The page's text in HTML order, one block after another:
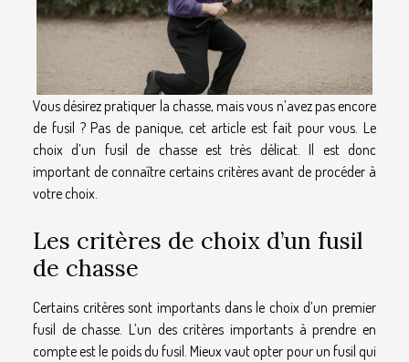
Vous désirez pratiquer la chasse, mais vous n’avez pas encore
de fusil ? Pas de panique, cet article est fait pour vous. Le
choix d’un fusil de chasse est très délicat. Il est donc
important de connaître certains critères avant de procéder à
votre choix.
Les critères de choix d’un fusil
de chasse
Certains critères sont importants dans le choix d’un premier
fusil de chasse. L’un des critères importants à prendre en
compte est le poids du fusil. Mieux vaut opter pour un fusil qui